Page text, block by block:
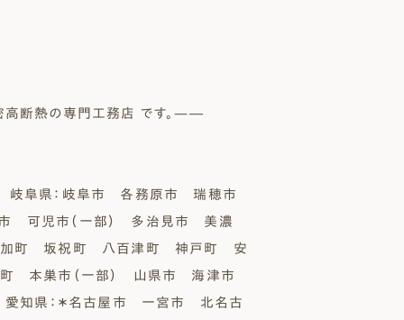
断熱の専門工務店 です。—―
阜県：岐阜市 各務原市 瑞穂市
児市（一部） 多治見市 美濃
町 坂祝町 八百津町 神戸町 安
本巣市（一部） 山県市 海津市
愛知県：＊名古屋市 一宮市 北名古